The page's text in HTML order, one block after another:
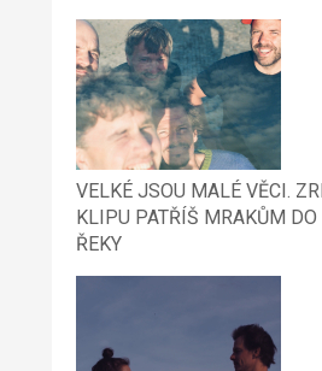
VELKÉ JSOU MALÉ VĚCI.
KLIPU PATŘÍŠ MRAKŮM DO
ŘEKY